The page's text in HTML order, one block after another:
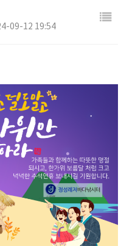
09-12 19:54